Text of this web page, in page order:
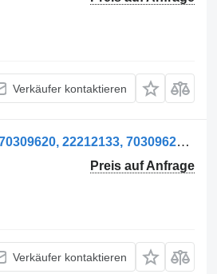
Verkäufer kontaktieren
Oglindă retrovizoare dreapta Rückspiegel für Volvo – coduri 70309620, 22212133, 70309627, 20856782, 70303998 LKW
Preis auf Anfrage
Verkäufer kontaktieren